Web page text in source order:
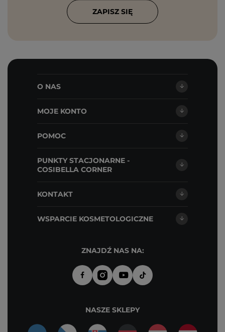
ZAPISZ SIĘ
O NAS
MOJE KONTO
POMOC
PUNKTY STACJONARNE -
COSIBELLA CORNER
KONTAKT
WSPARCIE KOSMETOLOGICZNE
ZNAJDŹ NAS NA:
NASZE SKLEPY